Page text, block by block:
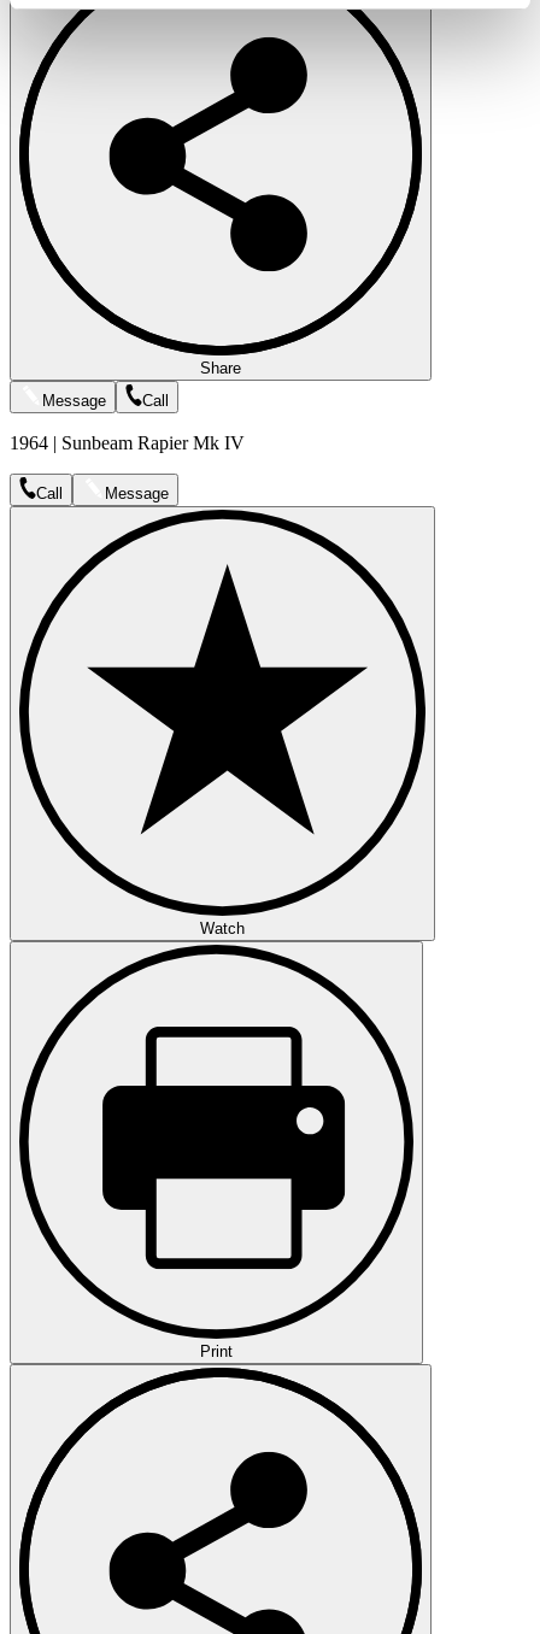
Partner führen diese Informationen möglicherweise mit
weiteren Daten zusammen, die Sie ihnen bereitgestellt
haben oder die sie im Rahmen Ihrer Nutzung der Dienste
gesammelt haben.
Datenschutzerklärung
Share
Message
Call
1964 | Sunbeam Rapier Mk IV
Call Message
Watch
Print